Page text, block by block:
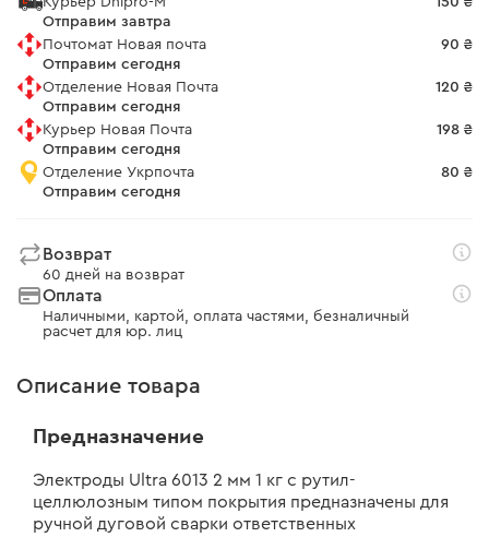
Отправим завтра
Почтомат Новая почта
Отправим сегодня
90 ₴
Отделение Новая Почта
Отправим сегодня
120 ₴
Курьер Новая Почта
Отправим сегодня
198 ₴
Отделение Укрпочта
Отправим сегодня
80 ₴
Возврат
60 дней на возврат
Оплата
Наличными, картой, оплата частями, безналичный
расчет для юр. лиц
Описание товара
Предназначение
Электроды Ultra 6013 2 мм 1 кг с рутил-
целлюлозным типом покрытия предназначены для
ручной дуговой сварки ответственных